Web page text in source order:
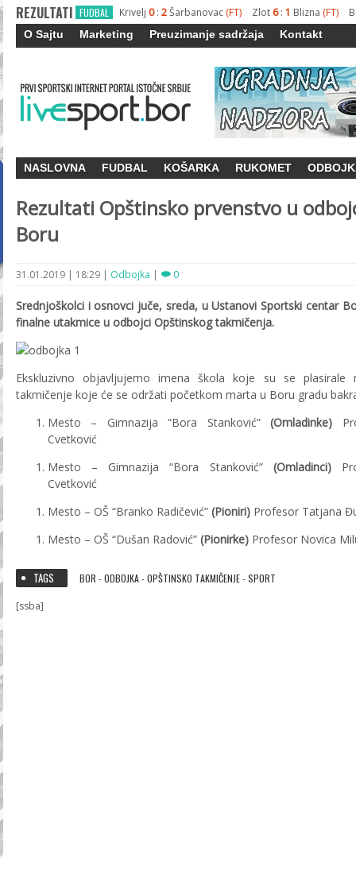
REZULTATI FUDBAL Krivelj 0: 2Šarbanovac (FT) Zlot 6: 1 Blizna (FT)
O Sajtu Marketing Preuzimanje sadržaja Kontakt
NASLOVNA FUDBAL KOŠARKA RUKOMET
Rezultati Opštinsko prvenstvo u
Boru
31.01.2019 | 18:29 | Odbojka | 0
Srednjoškolci i osnovci juče, sreda, u Ustanovi Sportski centar
finalne utakmice u odbojci Opštinskog takmičenja.
Ekskluzivno objavljujemo imena škola koje su se plasirale
takmičenje koje će se održati početkom marta u Boru gradu
Mesto – Gimnazija “Bora Stanković”(Omladinke)
Cvetković
Mesto – Gimnazija “Bora Stanković” (Omladinci)
Cvetković
Mesto – OŠ “Branko Radičević” (Pioniri) Profesor Tatjana
Mesto – OŠ “Dušan Radović” (Pionirke) Profesor Novica
TAGS BOR -ODBOJKA-OPŠTINSKO TAKMIČENJE-SPORT
[ssba]